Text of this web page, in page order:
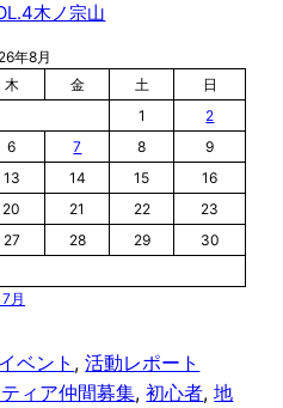
木ノ宗山
年8月
木 金 土
日
1
2
6 7 8
9
13 14 15
16
20 21 22
23
27 28 29
30
7月
イベント , 活動レポート
ィア仲間募集, 初心者, 地